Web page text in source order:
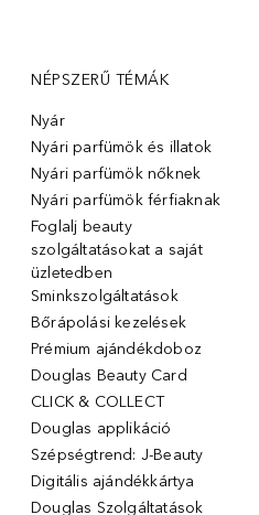
NÉPSZERŰ TÉMÁK
Nyár
Nyári parfümök és illatok
Nyári parfümök nőknek
Nyári parfümök férfiaknak
Foglalj beauty
szolgáltatásokat a saját
üzletedben
Sminkszolgáltatások
Bőrápolási kezelések
Prémium ajándékdoboz
Douglas Beauty Card
CLICK & COLLECT
Douglas applikáció
Szépségtrend: J-Beauty
Digitális ajándékkártya
Douglas Szolgáltatások